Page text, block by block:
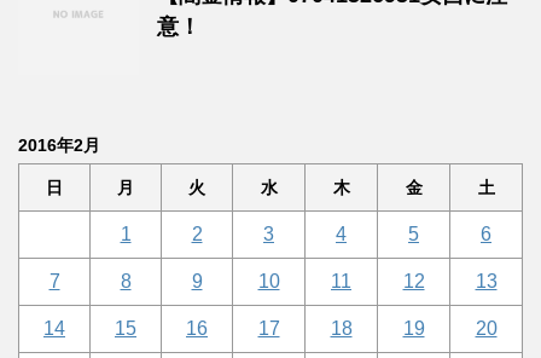
意！
2016年2月
日 月 火 水 木 金 土
1 2 3 4 5 6
7 8 9 10 11 12 13
14 15 16 17 18 19 20